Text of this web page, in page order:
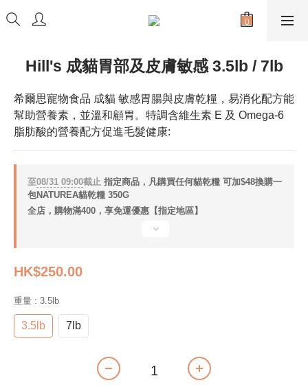
Hill's 成貓胃部及皮膚敏感 3.5lb / 7lb
希爾思寵物食品 成貓 敏感胃腸與皮膚乾糧，易消化配方能
幫助營養素，並溫和顧胃。特調含維生素 E 及 Omega-6
脂肪酸的營養配方促進毛髮健康:
至08/31 09:00截止 指定商品，凡購買任何貓乾糧 可加$48換購一
包NATUREA貓乾糧 350G
全店，購物滿400，享免運優惠【指定地區】
HK$250.00
重量 : 3.5lb
3.5lb 7lb